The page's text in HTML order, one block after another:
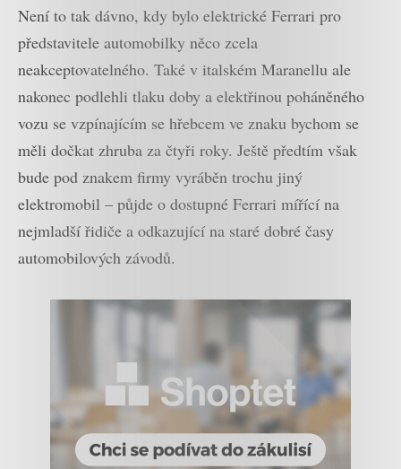
Není to tak dávno, kdy bylo elektrické Ferrari pro
představitele automobilky něco zcela
neakceptovatelného. Také v italském Maranellu ale
nakonec podlehli tlaku doby a elektřinou poháněného
vozu se vzpínajícím se hřebcem ve znaku bychom se
měli dočkat zhruba za čtyři roky. Ještě předtím však
bude pod znakem firmy vyráběn trochu jiný
elektromobil – půjde o dostupné Ferrari mířící na
nejmladší řidiče a odkazující na staré dobré časy
automobilových závodů.